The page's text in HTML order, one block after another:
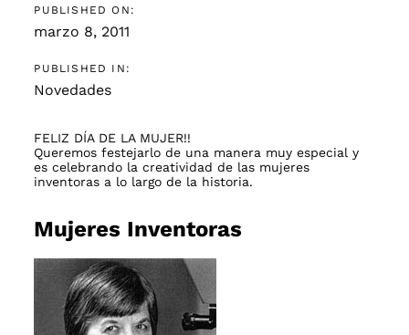
PUBLISHED ON:
marzo 8, 2011
PUBLISHED IN:
Novedades
FELIZ DÍA DE LA MUJER!!
Queremos festejarlo de una manera muy especial y
es celebrando la creatividad de las mujeres
inventoras a lo largo de la historia.
Mujeres Inventoras